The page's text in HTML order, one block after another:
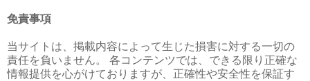
免責事項
当サイトは、掲載内容によって生じた損害に対する一切の
責任を負いません。 各コンテンツでは、できる限り正確な
情報提供を心がけておりますが、正確性や安全性を保証す